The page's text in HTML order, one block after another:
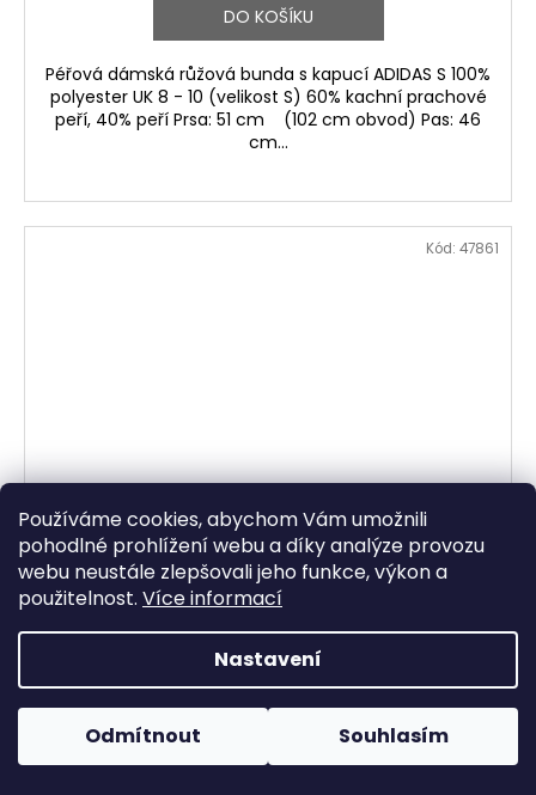
Používáme cookies, abychom Vám umožnili
pohodlné prohlížení webu a díky analýze provozu
webu neustále zlepšovali jeho funkce, výkon a
použitelnost. Více informací
Nastavení
Odmítnout Souhlasím
DO KOŠÍKU
Péřová dámská růžová bunda s kapucí ADIDAS S 100%
polyester UK 8 - 10 (velikost S) 60% kachní prachové
peří, 40% peří Prsa: 51 cm (102 cm obvod) Pas: 46
cm...
Dámský růžový kardigan - sako F&F 36
Skladem(1 ks)
299 Kč
DO KOŠÍKU
Kód: 47861